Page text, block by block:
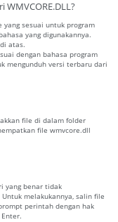
sesuai untuk program
yang digunakannya.
atas.
dengan bahasa program
mengunduh versi terbaru dari
file di dalam folder
file wmvcore.dll
yang benar tidak
melakukannya, salin file
perintah dengan hak